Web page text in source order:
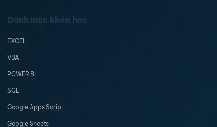
Danh mục khóa học
EXCEL
VBA
POWER BI
SQL
Google Apps Script
Google Sheets